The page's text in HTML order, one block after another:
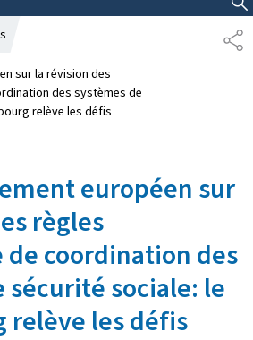
AFFICHER / MASQUER LA RECHERCHE
P
A
sur la révision des
des systèmes de
relève les défis
européen sur
règles
coordination des
sécurité sociale: le
relève les défis